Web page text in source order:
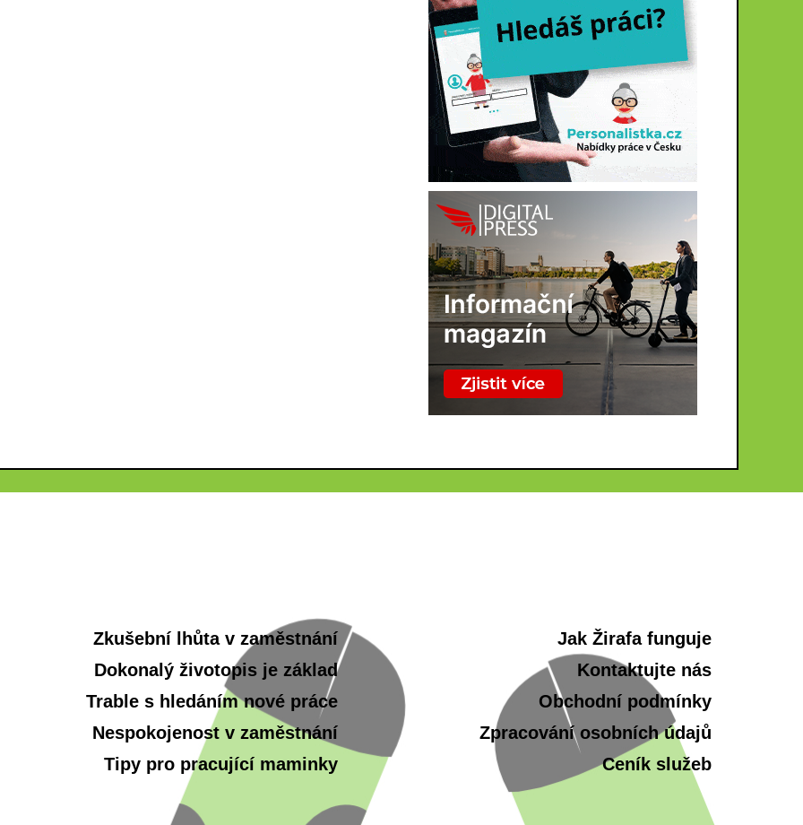
Zkušební lhůta v zaměstnání
Dokonalý životopis je základ
Trable s hledáním nové práce
Nespokojenost v zaměstnání
Tipy pro pracující maminky
Jak Žirafa funguje
Kontaktujte nás
Obchodní podmínky
Zpracování osobních údajů
Ceník služeb